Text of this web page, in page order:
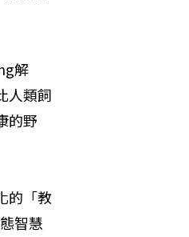
解
人類飼
的野
的「教
智慧